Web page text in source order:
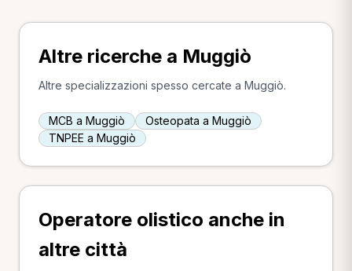
Altre ricerche a Muggiò
Altre specializzazioni spesso cercate a Muggiò.
MCB a Muggiò
Osteopata a Muggiò
TNPEE a Muggiò
Operatore olistico anche in
altre città